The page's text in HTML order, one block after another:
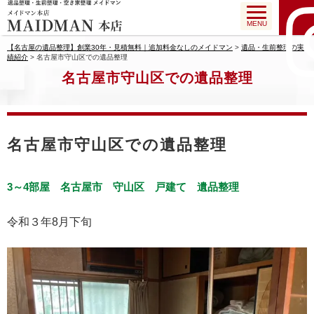
MENU
【名古屋の遺品整理】創業30年・見積無料｜追加料金なしのメイドマン > 遺品・生前整理の実
績紹介 > 名古屋市守山区での遺品整理
名古屋市守山区での遺品整理
名古屋市守山区での遺品整理
3～4部屋 名古屋市 守山区 戸建て 遺品整理
令和３年8月下旬